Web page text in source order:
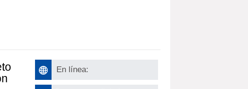
En línea: